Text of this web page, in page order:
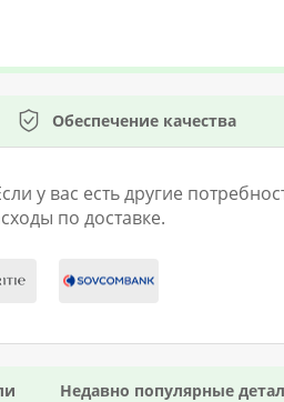
Обеспечение качества
вас есть другие
по доставке.
Недавно популярные